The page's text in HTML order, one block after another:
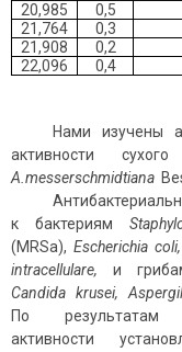
20,985
0,5
21,764
0,3
21,908
0,2
22,096
0,4
Нами изучены
активности
A messerschmidtiana
к бактериям
(MRSa),Escherichia
intracellulare,и
Candida krusei,
По результатам
активности